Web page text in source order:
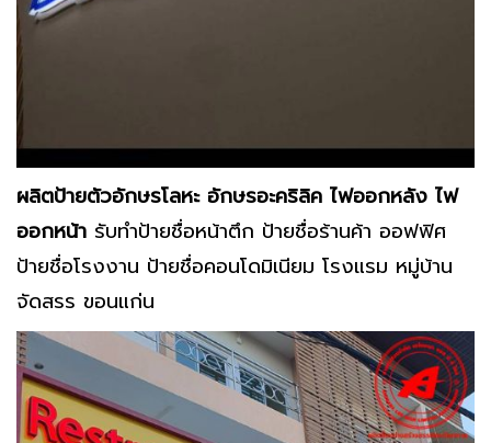
ผลิตป้ายตัวอักษรโลหะ อักษรอะคริลิค ไฟออกหลัง ไฟ
ออกหน้า รับทำป้ายชื่อหน้าตึก ป้ายชื่อร้านค้า ออฟฟิศ
ป้ายชื่อโรงงาน ป้ายชื่อคอนโดมิเนียม โรงแรม หมู่บ้าน
จัดสรร ขอนแก่น